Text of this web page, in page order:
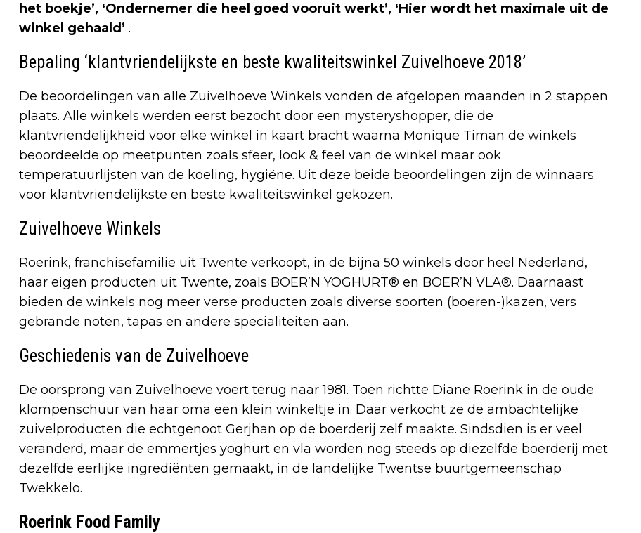
het boekje’, ‘Ondernemer die heel goed vooruit werkt’, ‘Hier wordt het maximale uit de
winkel gehaald’ .
Bepaling ‘klantvriendelijkste en beste kwaliteitswinkel Zuivelhoeve 2018’
De beoordelingen van alle Zuivelhoeve Winkels vonden de afgelopen maanden in 2 stappen
plaats. Alle winkels werden eerst bezocht door een mysteryshopper, die de
klantvriendelijkheid voor elke winkel in kaart bracht waarna Monique Timan de winkels
beoordeelde op meetpunten zoals sfeer, look & feel van de winkel maar ook
temperatuurlijsten van de koeling, hygiëne. Uit deze beide beoordelingen zijn de winnaars
voor klantvriendelijkste en beste kwaliteitswinkel gekozen.
Zuivelhoeve Winkels
Roerink, franchisefamilie uit Twente verkoopt, in de bijna 50 winkels door heel Nederland,
haar eigen producten uit Twente, zoals BOER’N YOGHURT® en BOER’N VLA®. Daarnaast
bieden de winkels nog meer verse producten zoals diverse soorten (boeren-)kazen, vers
gebrande noten, tapas en andere specialiteiten aan.
Geschiedenis van de Zuivelhoeve
De oorsprong van Zuivelhoeve voert terug naar 1981. Toen richtte Diane Roerink in de oude
klompenschuur van haar oma een klein winkeltje in. Daar verkocht ze de ambachtelijke
zuivelproducten die echtgenoot Gerjhan op de boerderij zelf maakte. Sindsdien is er veel
veranderd, maar de emmertjes yoghurt en vla worden nog steeds op diezelfde boerderij met
dezelfde eerlijke ingrediënten gemaakt, in de landelijke Twentse buurtgemeenschap
Twekkelo.
Roerink Food Family